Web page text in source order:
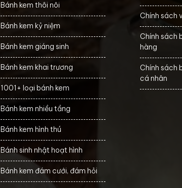
Bánh kem thôi nôi
Bánh kem kỷ niệm
Bánh kem giáng sinh
Bánh kem khai trương
1001+ loại bánh kem
Bánh kem nhiều tầng
Bánh kem hình thú
Bánh sinh nhật hoạt hình
Bánh kem đám cưới, đám hỏi
Chính sách
Chính sách
hàng
Chính sách
cá nhân